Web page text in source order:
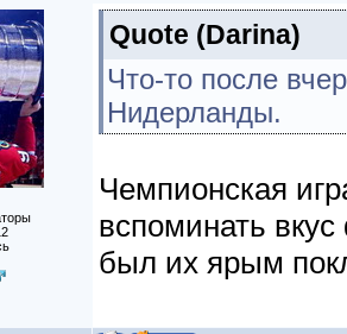
Quote (Darina)
Что-то после
Нидерланды.
Чемпионская
вспоминать
был их ярым